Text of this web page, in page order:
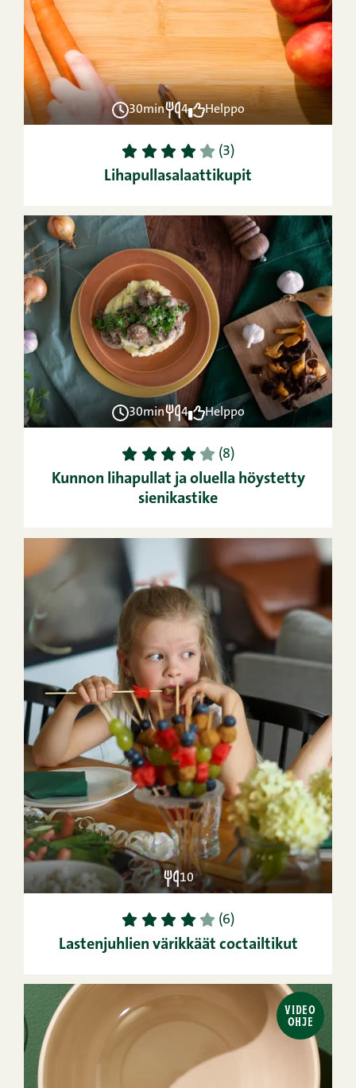
30min 4 Helppo
1 2 3 4 5 (3)
Lihapullasalaattikupit
30min 4 Helppo
1 2 3 4 5 (8)
Kunnon lihapullat ja oluella höystetty
sienikastike
10
1 2 3 4 5 (6)
Lastenjuhlien värikkäät coctailtikut
VIDEO
OHJE